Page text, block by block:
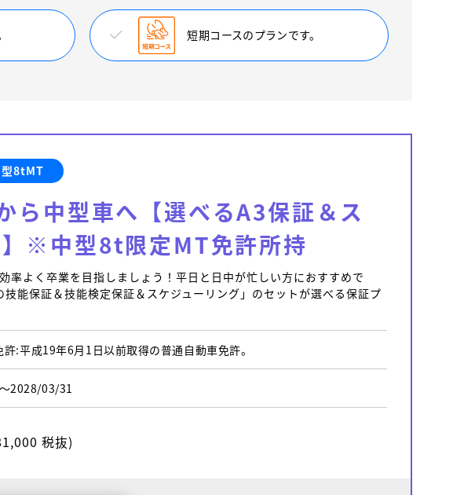
短期コースのプランです。
8tMT
ら中型車へ【選べるA3保証＆ス
※中型8t限定MT免許所持
率よく卒業を目指しましょう！平日と日中が忙しい方におすすめで
能保証＆技能検定保証＆スケジューリング」のセットが選べる保証プ
:平成19年6月1日以前取得の普通自動車免許。
2028/03/31
税抜)